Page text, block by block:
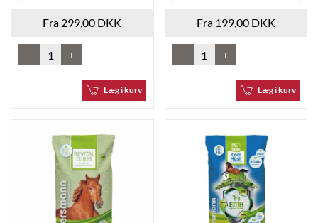
Fra 299,00 DKK
- +
Læg i kurv
Fra 199,00 DKK
- +
Læg i kurv